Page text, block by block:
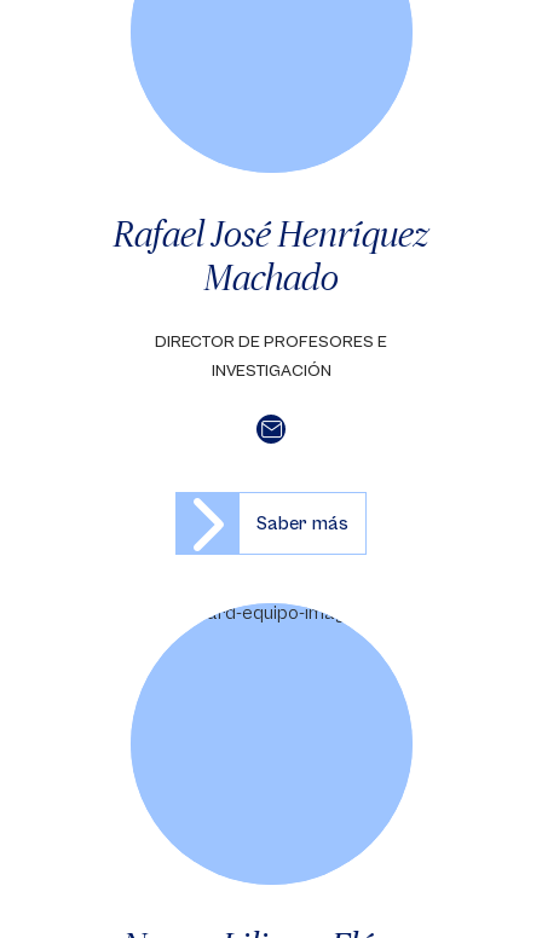
Rafael José Henríquez
Machado
DIRECTOR DE PROFESORES E
INVESTIGACIÓN
Saber más